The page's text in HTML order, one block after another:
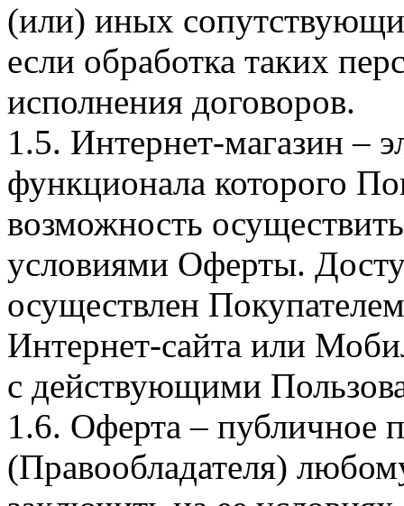
(или) иных
если обработка таких
исполнения договоров.
1.5. Интернет-магазин –
функционала которого
возможность
условиями Оферты.
осуществлен
Интернет-сайта или
с действующими
1.6. Оферта – публичное
(Правообладателя)